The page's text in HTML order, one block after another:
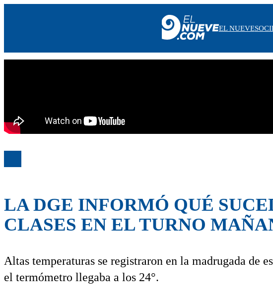
EN VIVO
EL NUEVE
LA DGE INFORMÓ QUÉ
CLASES EN EL TURNO
Altas temperaturas se registraron en la madrugada de
el termómetro llegaba a los 24°.